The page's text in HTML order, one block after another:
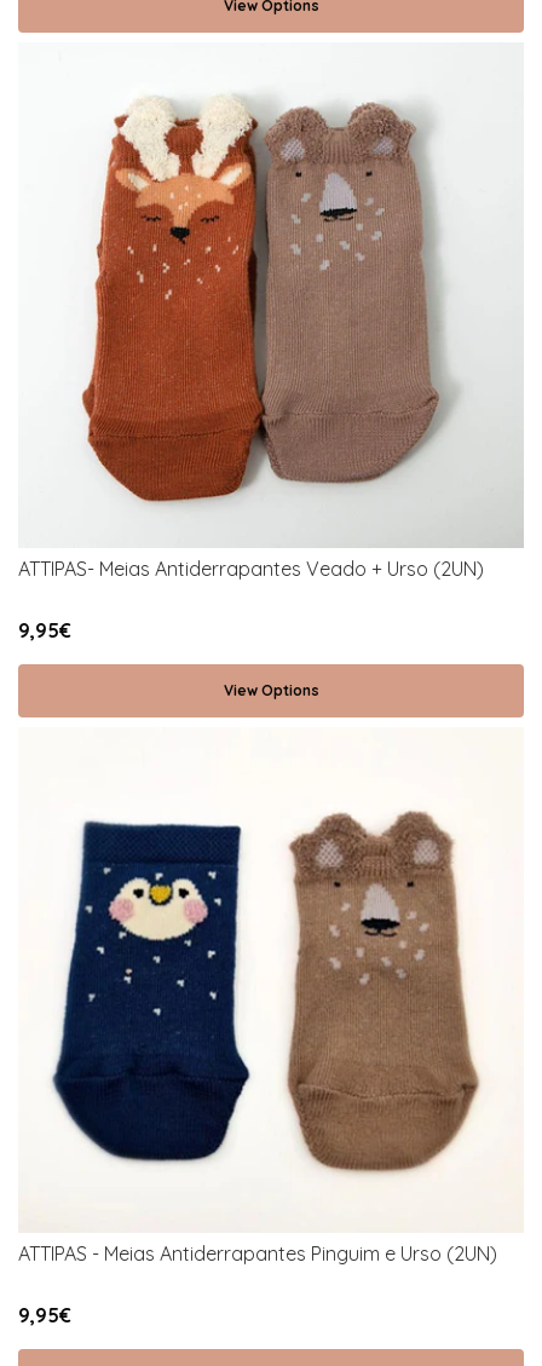
View Options
ATTIPAS- Meias Antiderrapantes Veado + Urso (2UN)
9,95€
View Options
ATTIPAS - Meias Antiderrapantes Pinguim e Urso (2UN)
9,95€